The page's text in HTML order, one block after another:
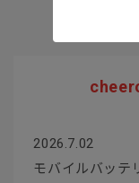
2026.7.02
モバイルバッテ